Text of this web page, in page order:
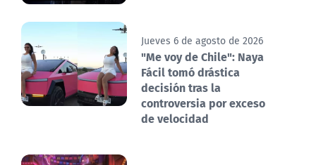
Jueves 6 de agosto de 2026
"Me voy de Chile": Naya
Fácil tomó drástica
decisión tras la
controversia por exceso
de velocidad